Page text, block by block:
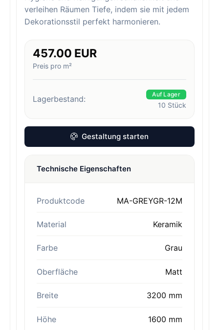
verleihen Räumen Tiefe, indem sie mit jedem
Dekorationsstil perfekt harmonieren.
457.00 EUR
Preis pro m²
Lagerbestand: Auf Lager
10 Stück
Gestaltung starten
Technische Eigenschaften
Produktcode MA-GREYGR-12M
Material Keramik
Farbe Grau
Oberfläche Matt
Breite 3200 mm
Höhe 1600 mm